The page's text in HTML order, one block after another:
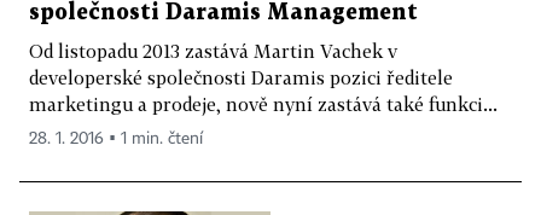
společnosti Daramis Management
Od listopadu 2013 zastává Martin Vachek v
developerské společnosti Daramis pozici ředitele
marketingu a prodeje, nově nyní zastává také funkci...
28. 1. 2016 ▪ 1 min. čtení